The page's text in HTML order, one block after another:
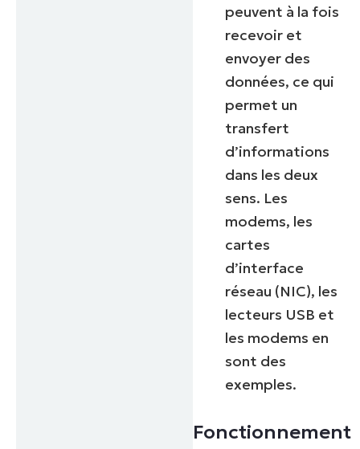
peuvent à la fois
recevoir et
envoyer des
données, ce qui
permet un
transfert
d’informations
dans les deux
sens. Les
modems, les
cartes
d’interface
réseau (NIC), les
lecteurs USB et
les modems en
sont des
exemples.
Fonctionnement